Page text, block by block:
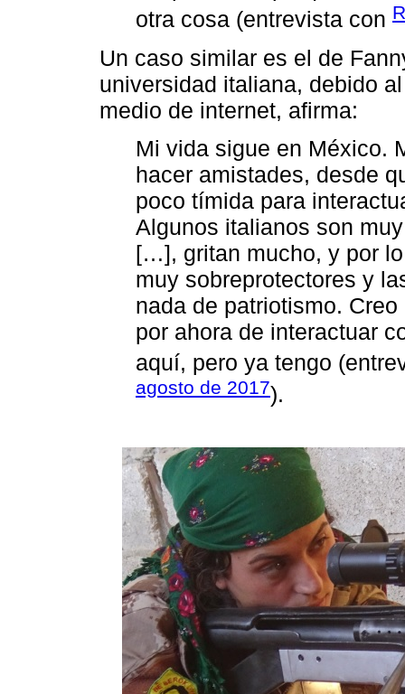
otra cosa (entrevista con
Un caso similar es el de
universidad italiana, debido
medio de internet, afirma:
Mi vida sigue en México.
hacer amistades, desde
poco tímida para
Algunos italianos son
[…], gritan mucho, y por
muy sobreprotectores y
nada de patriotismo.
por ahora de interactuar
aquí, pero ya tengo
agosto de 2017).